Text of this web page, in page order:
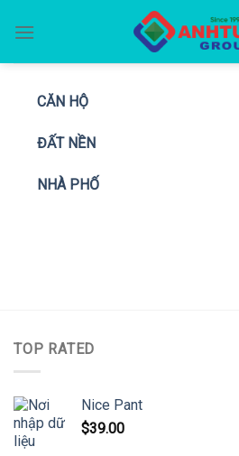
CĂN HỘ
ĐẤT NỀN
NHÀ PHỐ
TOP RATED
Nice Pant
$39.00